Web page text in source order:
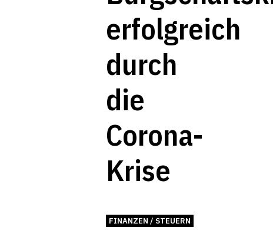
erfolgreich
durch
die
Corona-
Krise
FINANZEN / STEUERN